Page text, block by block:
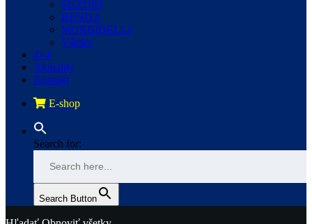
SUZUKI
BENDA
MORBIDELLI
Všetko
4×4
Aktuality
Kontakt
E-shop
Search for:
Search Button